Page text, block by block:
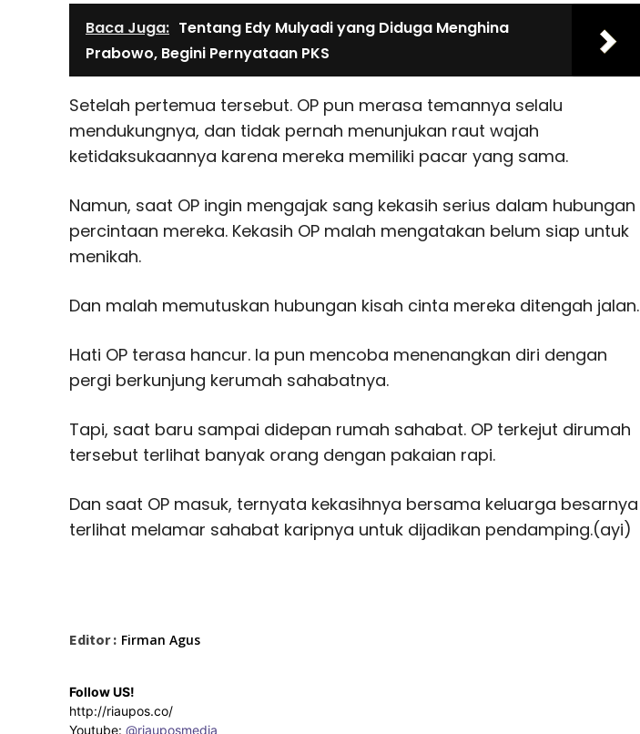
Baca Juga: Tentang Edy Mulyadi yang Diduga Menghina
Prabowo, Begini Pernyataan PKS
Setelah pertemua tersebut. OP pun merasa temannya selalu
mendukungnya, dan tidak pernah menunjukan raut wajah
ketidaksukaannya karena mereka memiliki pacar yang sama.
Namun, saat OP ingin mengajak sang kekasih serius dalam hubungan
percintaan mereka. Kekasih OP malah mengatakan belum siap untuk
menikah.
Dan malah memutuskan hubungan kisah cinta mereka ditengah jalan.
Hati OP terasa hancur. Ia pun mencoba menenangkan diri dengan
pergi berkunjung kerumah sahabatnya.
Tapi, saat baru sampai didepan rumah sahabat. OP terkejut dirumah
tersebut terlihat banyak orang dengan pakaian rapi.
Dan saat OP masuk, ternyata kekasihnya bersama keluarga besarnya
terlihat melamar sahabat karipnya untuk dijadikan pendamping.(ayi)
Editor : Firman Agus
Follow US!
http://riaupos.co/
Youtube: @riauposmedia